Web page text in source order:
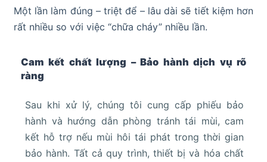
Một lần làm đúng – triệt để – lâu dài sẽ tiết kiệm hơn
rất nhiều so với việc “chữa cháy” nhiều lần.
Cam kết chất lượng – Bảo hành dịch vụ rõ
ràng
Sau khi xử lý, chúng tôi cung cấp phiếu bảo
hành và hướng dẫn phòng tránh tái mùi, cam
kết hỗ trợ nếu mùi hôi tái phát trong thời gian
bảo hành. Tất cả quy trình, thiết bị và hóa chất